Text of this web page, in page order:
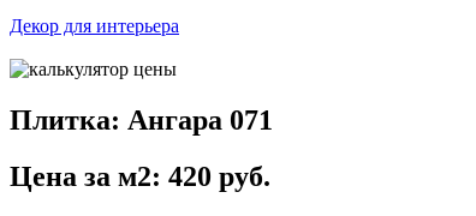
Декор для интерьера
Плитка: Ангара 071
Цена за м2: 420 руб.